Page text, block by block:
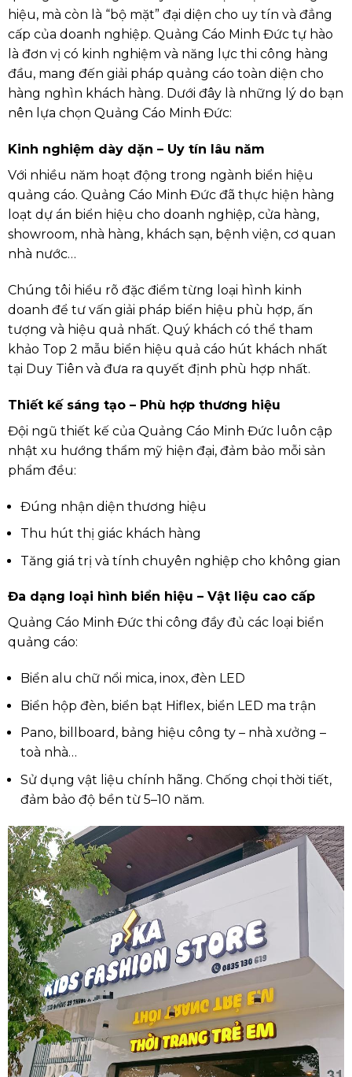
hiệu, mà còn là “bộ mặt” đại diện cho uy tín và đẳng
cấp của doanh nghiệp. Quảng Cáo Minh Đức tự hào
là đơn vị có kinh nghiệm và năng lực thi công hàng
đầu, mang đến giải pháp quảng cáo toàn diện cho
hàng nghìn khách hàng. Dưới đây là những lý do bạn
nên lựa chọn Quảng Cáo Minh Đức:
Kinh nghiệm dày dặn – Uy tín lâu năm
Với nhiều năm hoạt động trong ngành biển hiệu
quảng cáo. Quảng Cáo Minh Đức đã thực hiện hàng
loạt dự án biển hiệu cho doanh nghiệp, cửa hàng,
showroom, nhà hàng, khách sạn, bệnh viện, cơ quan
nhà nước…
Chúng tôi hiểu rõ đặc điểm từng loại hình kinh
doanh để tư vấn giải pháp biển hiệu phù hợp, ấn
tượng và hiệu quả nhất. Quý khách có thể tham
khảo Top 2 mẫu biển hiệu quả cáo hút khách nhất
tại Duy Tiên và đưa ra quyết định phù hợp nhất.
Thiết kế sáng tạo – Phù hợp thương hiệu
Đội ngũ thiết kế của Quảng Cáo Minh Đức luôn cập
nhật xu hướng thẩm mỹ hiện đại, đảm bảo mỗi sản
phẩm đều:
Đúng nhận diện thương hiệu
Thu hút thị giác khách hàng
Tăng giá trị và tính chuyên nghiệp cho không gian
Đa dạng loại hình biển hiệu – Vật liệu cao cấp
Quảng Cáo Minh Đức thi công đầy đủ các loại biển
quảng cáo:
Biển alu chữ nổi mica, inox, đèn LED
Biển hộp đèn, biển bạt Hiflex, biển LED ma trận
Pano, billboard, bảng hiệu công ty – nhà xưởng –
toà nhà…
Sử dụng vật liệu chính hãng. Chống chọi thời tiết,
đảm bảo độ bền từ 5–10 năm.